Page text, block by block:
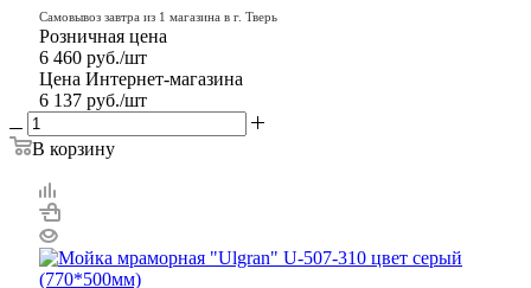
Самовывоз завтра из 1 магазина в г. Тверь
Розничная цена
6 460 руб./шт
Цена Интернет-магазина
6 137 руб./шт
В корзину